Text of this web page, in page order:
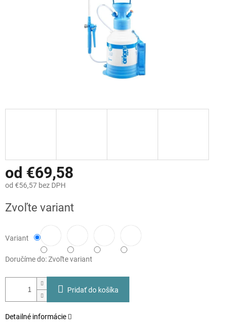
od €69,58
od €56,57 bez DPH
cena:
Zvoľte variant
Variant
Doručíme do:Zvoľte variant
Pridať do košíka
Detailné informácie